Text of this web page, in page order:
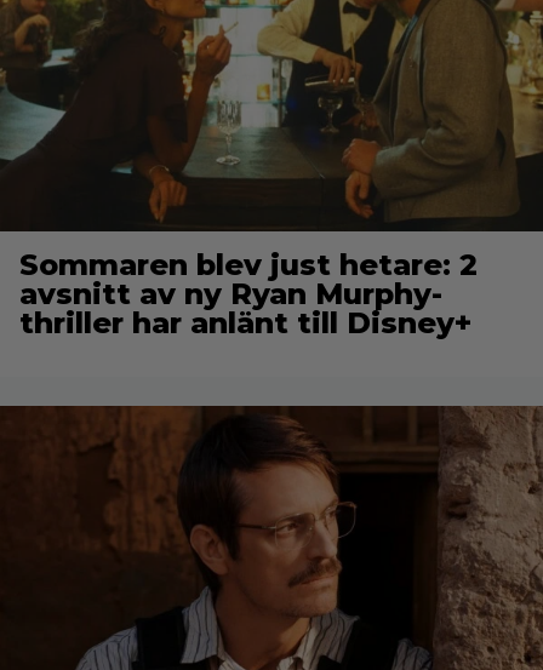
Sommaren blev just hetare: 2
avsnitt av ny Ryan Murphy-
thriller har anlänt till Disney+